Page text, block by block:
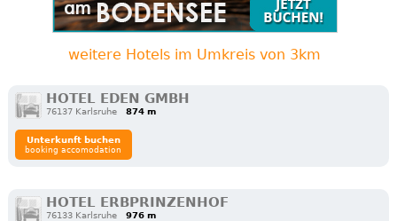
weitere Hotels im Umkreis von 3km
HOTEL EDEN GMBH
76137 Karlsruhe 874 m
Unterkunft buchen
booking accomodation
HOTEL ERBPRINZENHOF
76133 Karlsruhe 976 m